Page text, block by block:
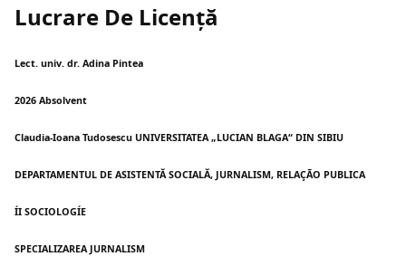
Lucrare De Licență
Lect. univ. dr. Adina Pintea
2026 Absolvent
Claudia-Ioana Tudosescu UNIVERSITATEA „LUCIAN BLAGA“ DIN SIBIU
DEPARTAMENTUL DE ASISTENTĂ SOCIALĂ, JURNALISM, RELAÇÃO PUBLICA
ÍI SOCIOLOGÍE
SPECIALIZAREA JURNALISM